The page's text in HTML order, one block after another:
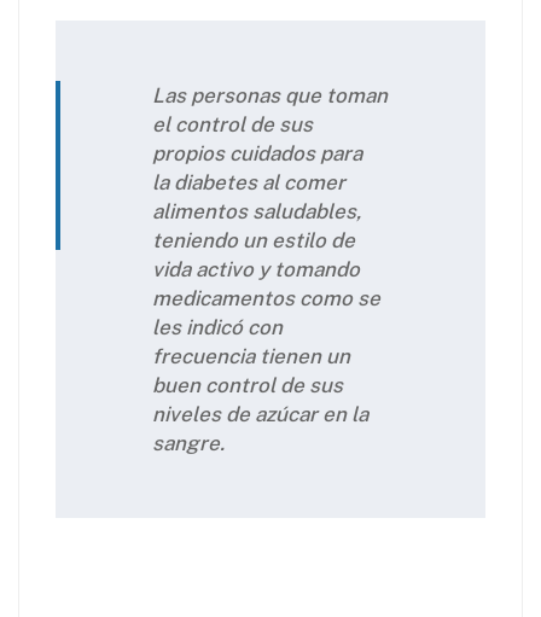
Las personas que toman
el control de sus
propios cuidados para
la diabetes al comer
alimentos saludables,
teniendo un estilo de
vida activo y tomando
medicamentos como se
les indicó con
frecuencia tienen un
buen control de sus
niveles de azúcar en la
sangre.